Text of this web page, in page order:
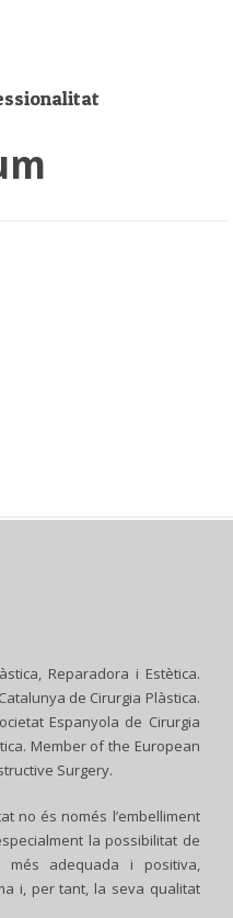
Reparadora i Estètica.
de Cirurgia Plàstica.
Espanyola de Cirurgia
Member of the European
Surgery.
no és només l’embelliment
la possibilitat de
més adequada i positiva,
i, per tant, la seva qualitat